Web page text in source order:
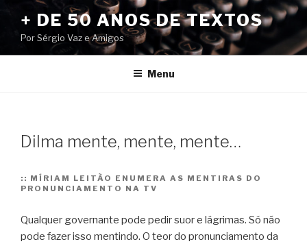
conteúdo
+ DE 50 ANOS DE TEXTOS
Por Sérgio Vaz e Amigos
Menu
Dilma mente, mente, mente…
:: MÍRIAM LEITÃO ENUMERA AS MENTIRAS DO
PRONUNCIAMENTO NA TV
Qualquer governante pode pedir suor e lágrimas. Só não
pode fazer isso mentindo. O teor do pronunciamento da